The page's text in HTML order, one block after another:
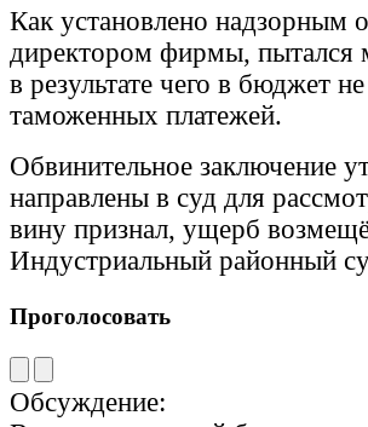
Как установлено надзорным
директором фирмы, пытался
в результате чего в бюджет
таможенных платежей.
Обвинительное заключение
направлены в суд для
вину признал, ущерб
Индустриальный районный
Проголосовать
Обсуждение: